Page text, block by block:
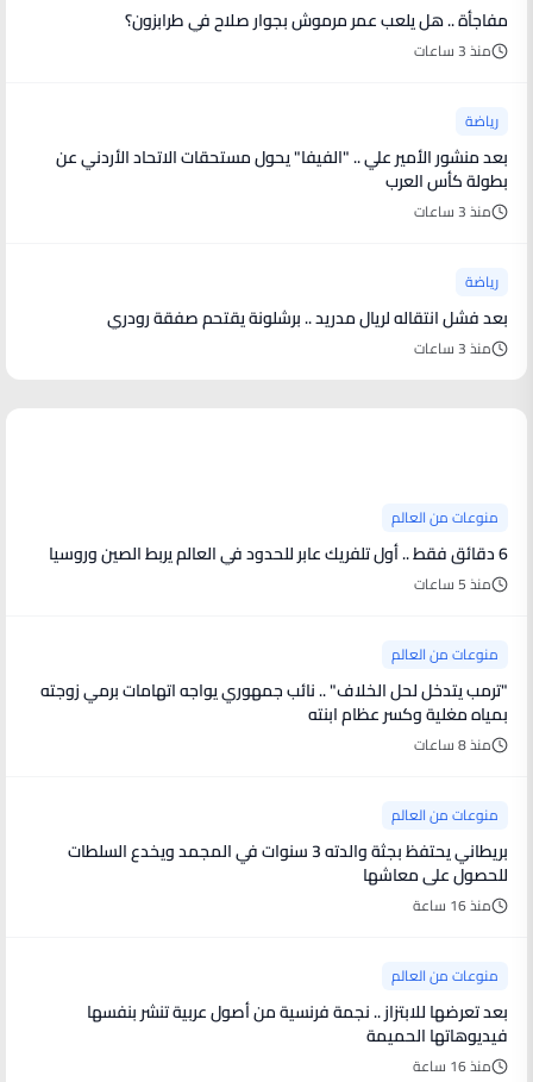
مفاجأة .. هل يلعب عمر مرموش بجوار صلاح في طرابزون؟
منذ 3 ساعات
رياضة
بعد منشور الأمير علي .. "الفيفا" يحول مستحقات الاتحاد الأردني عن
بطولة كأس العرب
منذ 3 ساعات
رياضة
بعد فشل انتقاله لريال مدريد .. برشلونة يقتحم صفقة رودري
منذ 3 ساعات
منوعات من العالم
6 دقائق فقط .. أول تلفريك عابر للحدود في العالم يربط الصين وروسيا
منذ 5 ساعات
منوعات من العالم
"ترمب يتدخل لحل الخلاف" .. نائب جمهوري يواجه اتهامات برمي زوجته
بمياه مغلية وكسر عظام ابنته
منذ 8 ساعات
منوعات من العالم
بريطاني يحتفظ بجثة والدته 3 سنوات في المجمد ويخدع السلطات
للحصول على معاشها
منذ 16 ساعة
منوعات من العالم
بعد تعرضها للابتزاز .. نجمة فرنسية من أصول عربية تنشر بنفسها
فيديوهاتها الحميمة
منذ 16 ساعة